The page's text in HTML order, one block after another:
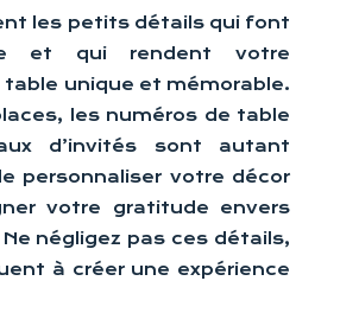
les petits détails qui font
et qui rendent votre
table unique et mémorable.
les numéros de table
d’invités sont autant
personnaliser votre décor
votre gratitude envers
négligez pas ces détails,
à créer une expérience